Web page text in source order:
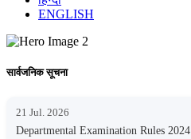
ENGLISH
सार्वजनिक सूचना
21 Jul. 2026
Departmental Examination Rules 2024